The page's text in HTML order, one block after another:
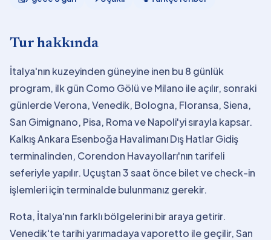
Tur hakkında
İtalya'nın kuzeyinden güneyine inen bu 8 günlük
program, ilk gün Como Gölü ve Milano ile açılır, sonraki
günlerde Verona, Venedik, Bologna, Floransa, Siena,
San Gimignano, Pisa, Roma ve Napoli'yi sırayla kapsar.
Kalkış Ankara Esenboğa Havalimanı Dış Hatlar Gidiş
terminalinden, Corendon Havayolları'nın tarifeli
seferiyle yapılır. Uçuştan 3 saat önce bilet ve check-in
işlemleri için terminalde bulunmanız gerekir.
Rota, İtalya'nın farklı bölgelerini bir araya getirir.
Venedik'te tarihi yarımadaya vaporetto ile geçilir, San